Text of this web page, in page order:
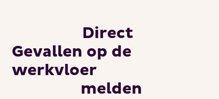
Direct
Gevallen op de
werkvloer
melden